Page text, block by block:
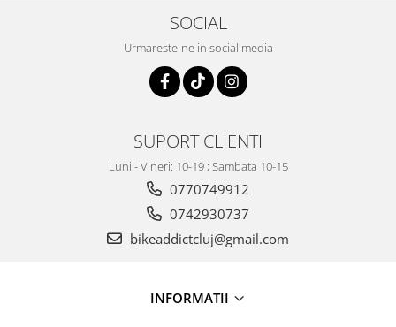
SOCIAL
Urmareste-ne in social media
SUPORT CLIENTI
Luni - Vineri: 10-19 ; Sambata 10-15
0770749912
0742930737
bikeaddictcluj@gmail.com
INFORMATII